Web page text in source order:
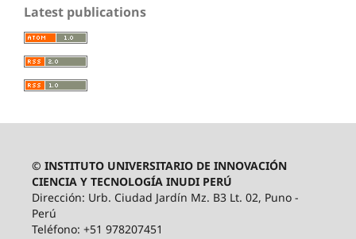
Latest publications
© INSTITUTO UNIVERSITARIO DE INNOVACIÓN
CIENCIA Y TECNOLOGÍA INUDI PERÚ
Dirección: Urb. Ciudad Jardín Mz. B3 Lt. 02, Puno -
Perú
Teléfono: +51 978207451